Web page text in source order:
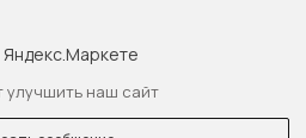
улучшить наш сайт